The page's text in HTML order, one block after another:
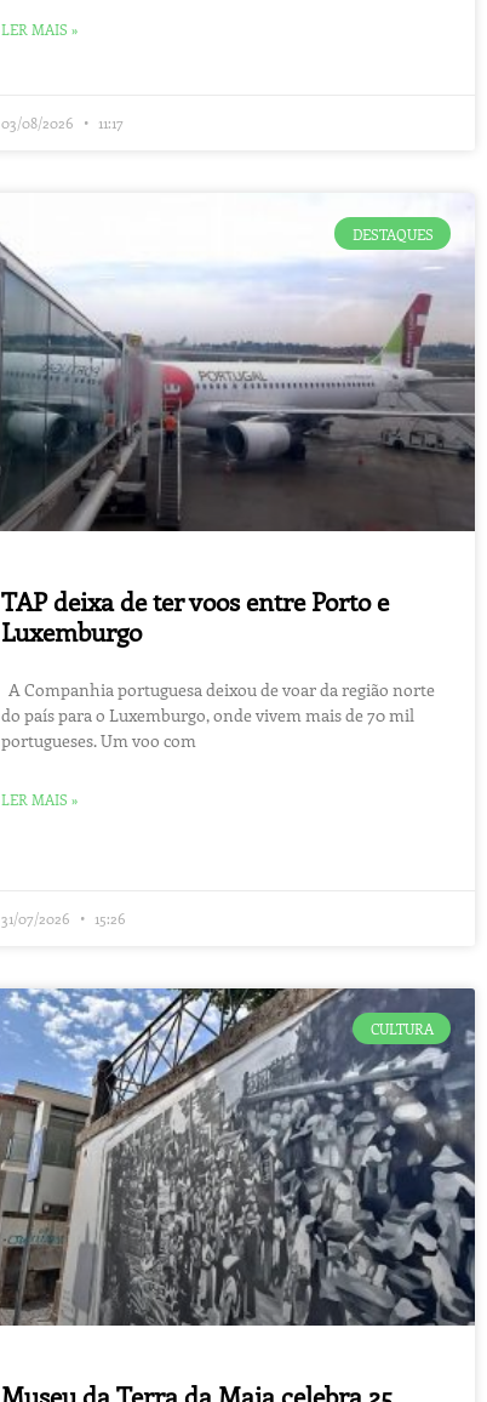
LER MAIS »
03/08/2026 11:17
DESTAQUES
TAP deixa de ter voos entre Porto e
Luxemburgo
A Companhia portuguesa deixou de voar da região norte
do país para o Luxemburgo, onde vivem mais de 70 mil
portugueses. Um voo com
LER MAIS »
31/07/2026 15:26
CULTURA
Museu da Terra da Maia celebra 25